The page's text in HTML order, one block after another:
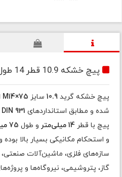
پیچ خشکه 10.9 قطر 14 طول 75 میلیمتر M14*75
پیچ خشکه گرید10.9 سایز M14×75
شده و مطابق استانداردهای DIN 931
پیچ با قطر14 میلی‌متر و طول 75 میلی‌متر
و استحکام مکانیکی بسیار بالا
سازه‌های فلزی، ماشین‌آلات صنعتی،
گاز، پتروشیمی، نیروگاه‌ها و